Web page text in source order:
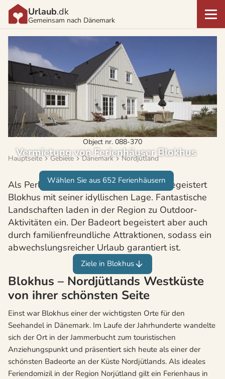
Urlaub.dk
Gemeinsam nach Dänemark
Object nr. 088-370
Vermietung von Ferienhäuser Blokhus
Wählen Sie aus 652 Ferienhäusern
Hauptseite Gebiete Dänemark Nordjütland
Als Perle in der Jammerbucht bekannt begeistert
Blokhus mit seiner idyllischen Lage. Fantastische
Landschaften laden in der Region zu Outdoor-
Aktivitäten ein. Der Badeort begeistert aber auch
durch familienfreundliche Attraktionen, sodass ein
abwechslungsreicher Urlaub garantiert ist.
Ziele in Blokhus
Blokhus – Nordjütlands Westküste
von ihrer schönsten Seite
Einst war Blokhus einer der wichtigsten Orte für den
Seehandel in Dänemark. Im Laufe der Jahrhunderte wandelte
sich der Ort in der Jammerbucht zum touristischen
Anziehungspunkt und präsentiert sich heute als einer der
schönsten Badeorte an der Küste Nordjütlands. Als ideales
Feriendomizil in der Region Norjütland gilt ein Ferienhaus in